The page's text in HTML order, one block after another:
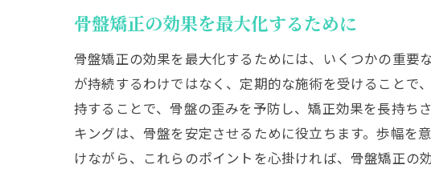
骨
歩
歩
正
骨
骨盤矯正の効果を最大化するために
骨盤矯正の効果を最大化するためには、いくつかの重要
が持続するわけではなく、定期的な施術を受けることで
持することで、骨盤の歪みを予防し、矯正効果を長持ち
キングは、骨盤を安定させるために役立ちます。歩幅を
けながら、これらのポイントを心掛ければ、骨盤矯正の